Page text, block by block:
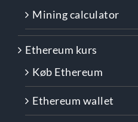
Mining calculator
Ethereum kurs
Køb Ethereum
Ethereum wallet